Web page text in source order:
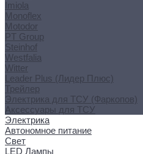
Imiola
Monoflex
Motodor
PT Group
Steinhof
Westfalia
Witter
Leader Plus (Лидер Плюс)
Трейлер
Электрика для ТСУ (Фаркопов)
Аксессуары для ТСУ
Электрика
Автономное питание
Свет
LED Лампы